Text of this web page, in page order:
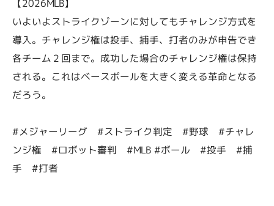
【2026MLB】
いよいよストライクゾーンに対してもチャレンジ方式を
導入。チャレンジ権は投手、捕手、打者のみが申告でき
各チーム２回まで。成功した場合のチャレンジ権は保持
される。これはベースボールを大きく変える革命となる
だろう。
#メジャーリーグ #ストライク判定 #野球 #チャレ
ンジ権 #ロボット審判 #MLB #ボール #投手 #捕
手 #打者